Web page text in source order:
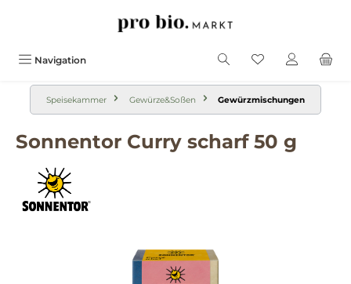
Navigation
Speisekammer Gewürze&Soßen Gewürzmischungen
Sonnentor Curry scharf 50 g
Bildergalerie überspringen